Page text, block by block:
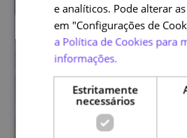
e analíticos. Pode alterar
em "Configurações de
a Política de Cookies para
informações.
Estritamente
necessários